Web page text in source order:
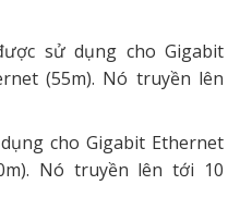
sử dụng cho Gigabit
(55m). Nó truyền lên
cho Gigabit Ethernet
Nó truyền lên tới 10